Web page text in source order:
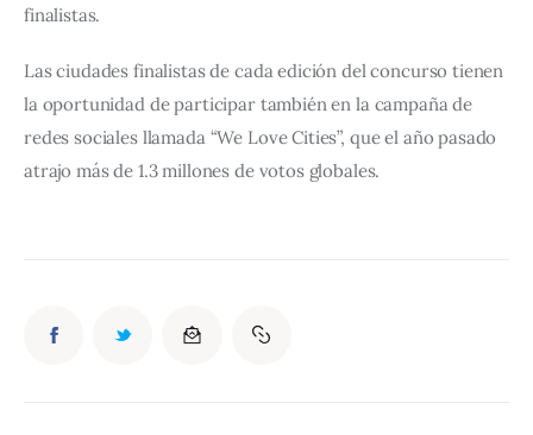
finalistas.
Las ciudades finalistas de cada edición del concurso tienen
la oportunidad de participar también en la campaña de
redes sociales llamada “We Love Cities”, que el año pasado
atrajo más de 1.3 millones de votos globales.